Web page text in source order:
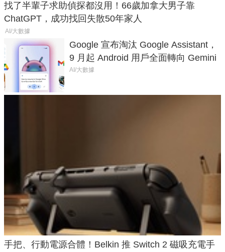
找了半輩子求助偵探都沒用！66歲加拿大男子靠
ChatGPT，成功找回失散50年家人
AI/大數據
Google 宣布淘汰 Google Assistant，
9 月起 Android 用戶全面轉向 Gemini
AI/大數據
手把、行動電源合體！Belkin 推 Switch 2 磁吸充電手